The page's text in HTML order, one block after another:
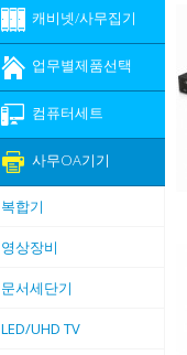
캐비넷/사무집기
업무별제품선택
컴퓨터세트
사무OA기기
복합기
영상장비
문서세단기
LED/UHD TV